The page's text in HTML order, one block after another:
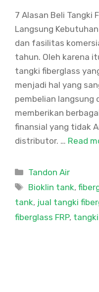
7 Alasan Beli Tangki
Langsung
dan fasilitas
tahun. Oleh karena
tangki fiberglass
menjadi hal yang
pembelian langsung
memberikan
finansial yang tidak
distributor. … Read
Categories
Tandon Air
Tags
Bioklin tank,
tank, jual tangki
fiberglass FRP,